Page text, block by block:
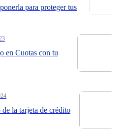
para proteger tus
en Cuotas con tu
la tarjeta de crédito